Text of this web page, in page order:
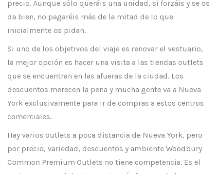
precio. Aunque sólo queráis una unidad, si forzáis y se os
da bien, no pagaréis más de la mitad de lo que
inicialmente os pidan.
Si uno de los objetivos del viaje es renovar el vestuario,
la mejor opción es hacer una visita a las tiendas outlets
que se encuentran en las afueras de la ciudad. Los
descuentos merecen la pena y mucha gente va a Nueva
York exclusivamente para ir de compras a estos centros
comerciales.
Hay varios outlets a poca distancia de Nueva York, pero
por precio, variedad, descuentos y ambiente Woodbury
Common Premium Outlets no tiene competencia. Es el